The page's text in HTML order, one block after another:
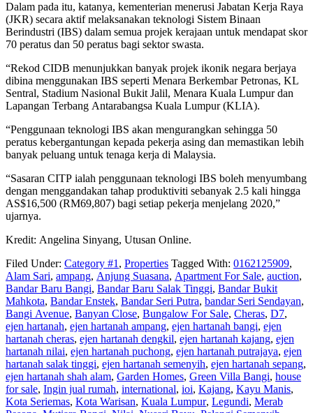
Dalam pada itu, katanya, kementerian menerusi Jabatan Kerja Raya
(JKR) secara aktif melaksanakan teknologi Sistem Binaan
Berindustri (IBS) dalam semua projek kerajaan untuk mendapat skor
70 peratus dan 50 peratus bagi sektor swasta.
“Rekod CIDB menunjukkan banyak projek ikonik negara berjaya
dibina menggunakan IBS seperti Menara Berkembar Petronas, KL
Sentral, Stadium Nasional Bukit Jalil, Menara Kuala Lumpur dan
Lapangan Terbang Antarabangsa Kuala Lumpur (KLIA).
“Penggunaan teknologi IBS akan mengurangkan sehingga 50
peratus kebergantungan kepada pekerja asing dan memastikan lebih
banyak peluang untuk tenaga kerja di Malaysia.
“Sasaran CITP ialah penggunaan teknologi IBS boleh me­nyumbang
dengan menggandakan tahap produktiviti sebanyak 2.5 kali hingga
AS$16,500 (RM69,807) bagi setiap pekerja menjelang 2020,”
ujarnya.
Kredit: Angelina Sinyang, Utusan Online.
Filed Under: Category #1 , Properties Tagged With: 0162125909,
Alam Sari, ampang, Anjung Suasana, Apartment For Sale, auction,
Bandar Baru Bangi, Bandar Baru Salak Tinggi, Bandar Bukit
Mahkota, Bandar Enstek, Bandar Seri Putra, bandar Seri Sendayan,
Bangi Avenue, Banyan Close, Bungalow For Sale, Cheras, D7,
ejen hartanah, ejen hartanah ampang, ejen hartanah bangi, ejen
hartanah cheras, ejen hartanah dengkil, ejen hartanah kajang, ejen
hartanah nilai, ejen hartanah puchong, ejen hartanah putrajaya, ejen
hartanah salak tinggi, ejen hartanah semenyih, ejen hartanah sepang,
ejen hartanah shah alam, Garden Homes, Green Villa Bangi, house
for sale, Ingin jual rumah, international, ioi, Kajang, Kayu Manis,
Kota Seriemas, Kota Warisan, Kuala Lumpur, Legundi, Merab